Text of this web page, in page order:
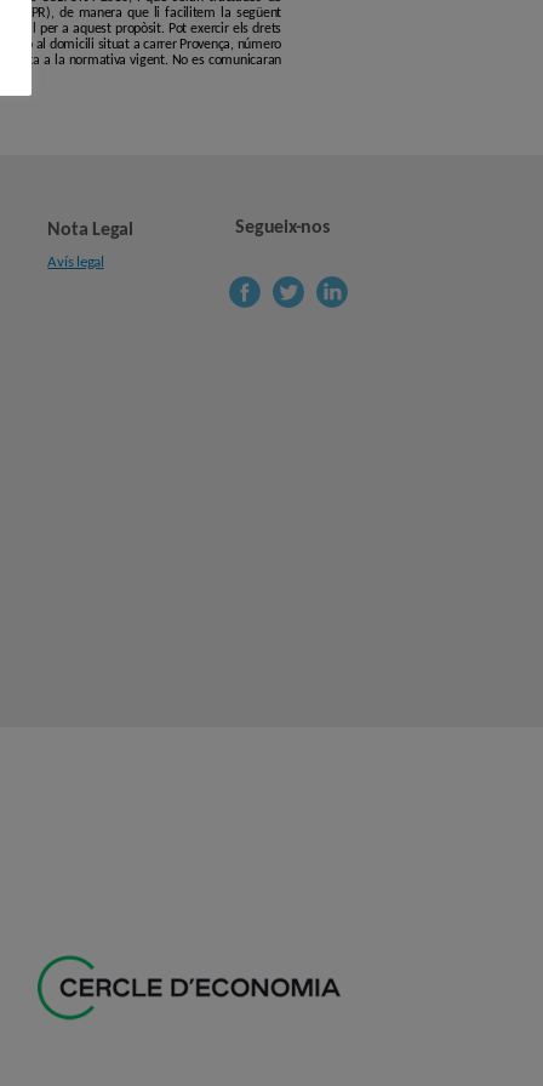
(GDPR), de manera que li facilitem la següent
per a aquest propòsit. Pot exercir els drets
o al domicili situat a carrer Provença, número
a la normativa vigent. No es comunicaran
Nota Legal
Avís legal
Segueix-nos